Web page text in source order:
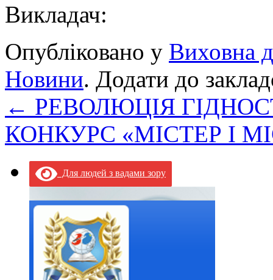
Викладач:
Опубліковано у Виховна
Новини. Додати до
← РЕВОЛЮЦІЯ
КОНКУРС «МІСТЕР І
Для людей з вадами зору